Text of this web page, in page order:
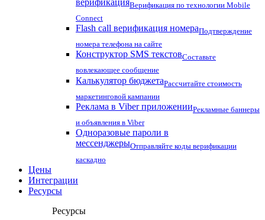
Верификация по технологии Mobile
Connect
Flash call верификация номераПодтверждение
номера телефона на сайте
Конструктор SMS текстовСоставьте
вовлекающее сообщение
Калькулятор бюджетаРассчитайте стоимость
маркетинговой кампании
Реклама в Viber приложенииРекламные баннеры
и объявления в Viber
Одноразовые пароли в
мессенджерыОтправляйте коды верификации
каскадно
Цены
Интеграции
Ресурсы
Ресурсы